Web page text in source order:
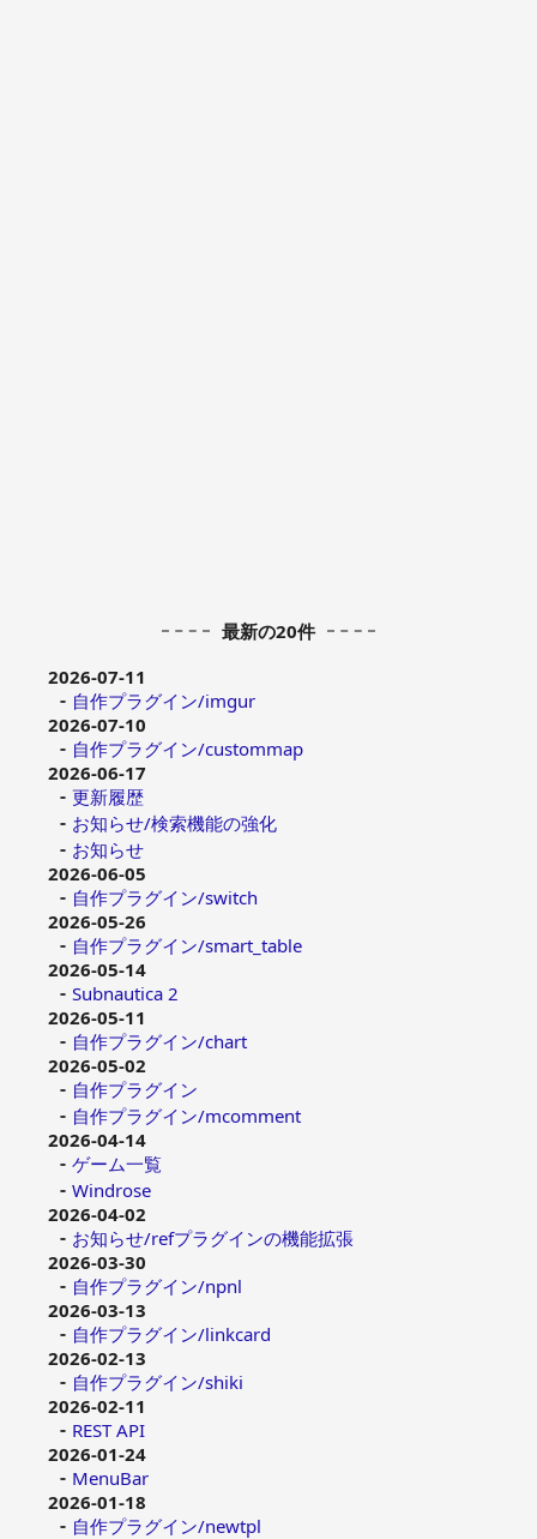
最新の20件
2026-07-11
自作プラグイン/imgur
2026-07-10
自作プラグイン/custommap
2026-06-17
更新履歴
お知らせ/検索機能の強化
お知らせ
2026-06-05
自作プラグイン/switch
2026-05-26
自作プラグイン/smart_table
2026-05-14
Subnautica 2
2026-05-11
自作プラグイン/chart
2026-05-02
自作プラグイン
自作プラグイン/mcomment
2026-04-14
ゲーム一覧
Windrose
2026-04-02
お知らせ/refプラグインの機能拡張
2026-03-30
自作プラグイン/npnl
2026-03-13
自作プラグイン/linkcard
2026-02-13
自作プラグイン/shiki
2026-02-11
REST API
2026-01-24
MenuBar
2026-01-18
自作プラグイン/newtpl